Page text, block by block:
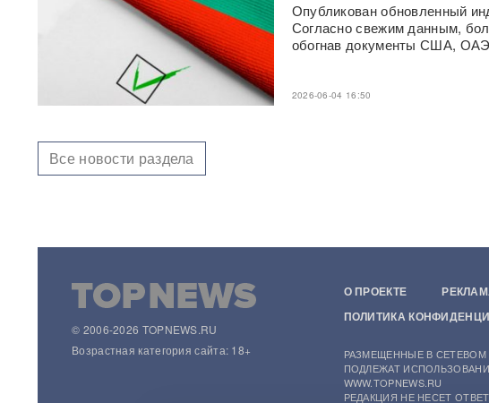
Российского историка Артема
Кирпиченка задержали сразу
после въезда в Израиль
"Атакуют все подряд": Киев в
шоке от ответа Москвы на
«Начнутся серьезные
«Уралдронзавода»(ФОТО,
ВИДЕО)
Китай впервые показал
кадры имитации нанесения
Опубликован обновленный
Согласно свежим данным,
обогнав документы США, ОАЭ
2026-06-04 16:50
Все новости раздела
© 2006-2026 TOPNEWS.RU
Возрастная категория сайта: 18+
О ПРОЕКТЕ
ПОЛИТИКА
РАЗМЕЩЕННЫЕ В СЕТЕВОМ
ПОДЛЕЖАТ
WWW.TOPNEWS.RU
РЕДАКЦИЯ НЕ НЕСЕТ